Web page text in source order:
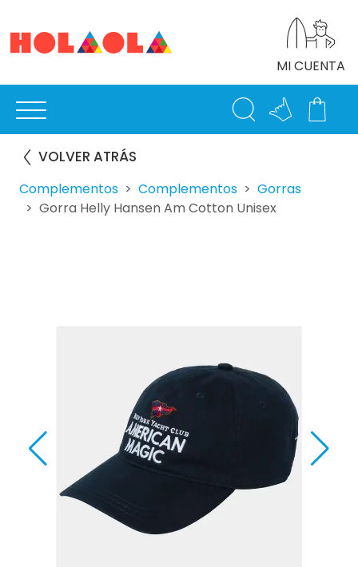
MI CUENTA
VOLVER ATRÁS
Complementos Complementos
Gorras
Gorra Helly Hansen Am Cotton Unisex